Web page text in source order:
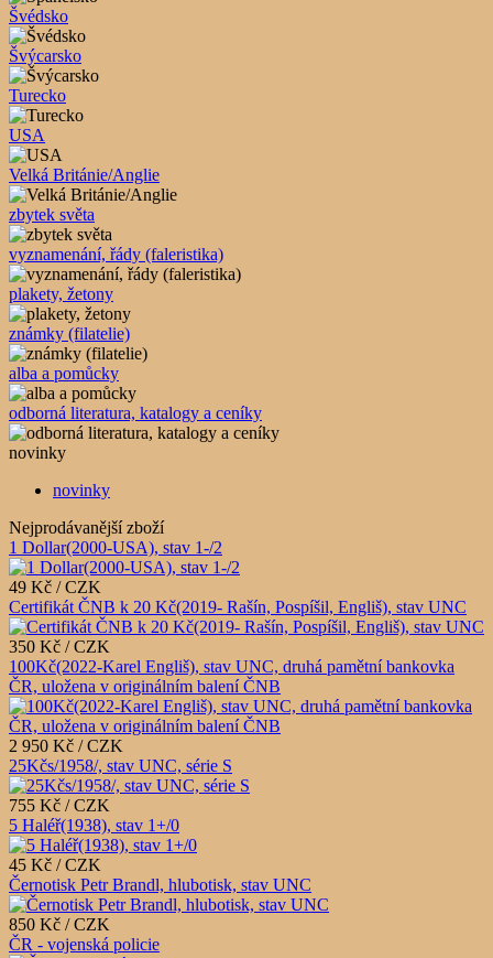
Švédsko
Švýcarsko
Turecko
USA
Velká Británie/Anglie
zbytek světa
vyznamenání, řády (faleristika)
plakety, žetony
známky (filatelie)
alba a pomůcky
odborná literatura, katalogy a ceníky
novinky
novinky
Nejprodávanější zboží
1 Dollar(2000-USA), stav 1-/2
49 Kč / CZK
Certifikát ČNB k 20 Kč(2019- Rašín, Pospíšil, Engliš), stav UNC
350 Kč / CZK
100Kč(2022-Karel Engliš), stav UNC, druhá pamětní bankovka
ČR, uložena v originálním balení ČNB
2 950 Kč / CZK
25Kčs/1958/, stav UNC, série S
755 Kč / CZK
5 Haléř(1938), stav 1+/0
45 Kč / CZK
Černotisk Petr Brandl, hlubotisk, stav UNC
850 Kč / CZK
ČR - vojenská policie